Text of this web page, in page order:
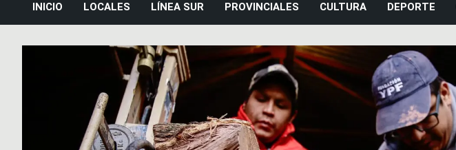
INICIO LOCALES LÍNEA SUR PROVINCIALES CULTURA DEPORTE